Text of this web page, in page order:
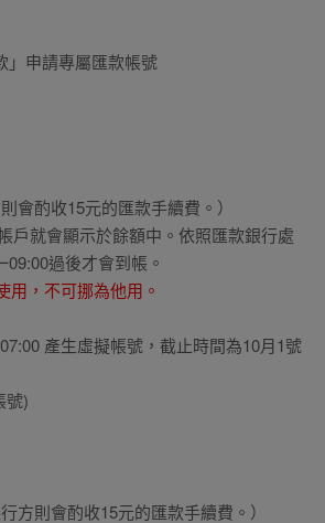
」申請專屬匯款帳號
會酌收15元的匯款手續費。）
戶就會顯示於餘額中。依照匯款銀行處
過後才會到帳。
，不可挪為他用。
產生虛擬帳號，截止時間為10月1號
號)
方則會酌收15元的匯款手續費。）